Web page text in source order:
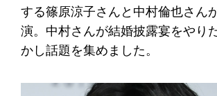
する篠原涼子さんと中村倫也さん
演。中村さんが結婚披露宴をやり
かし話題を集めました。